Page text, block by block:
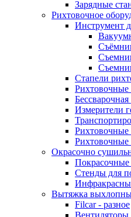
Зарядные
Рихтовочное
Инструмент
Стапели
Измерители
Рихтовочные
Окрасочно
Стенды для
Вытяжка
Filcar - разное
Вентиляторы